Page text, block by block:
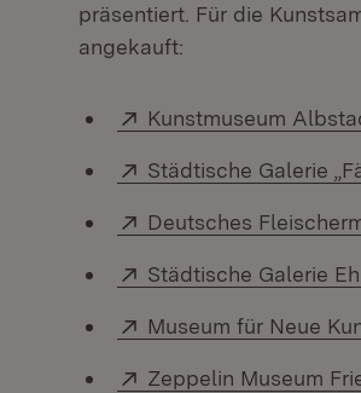
präsentiert. Für die
angekauft:
Extern:
Kunstmuseum
Extern:
Städtische Galerie
Extern:
Deutsches
Extern:
Städtische Galerie
Extern:
Museum für Neue
Extern:
Zeppelin Museum